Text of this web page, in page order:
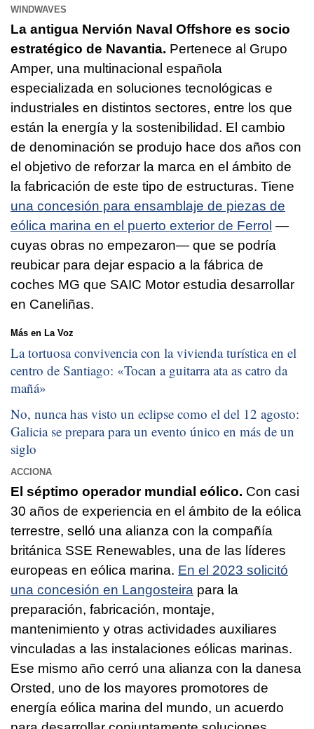
WINDWAVES
La antigua Nervión Naval Offshore es socio
estratégico de Navantia. Pertenece al Grupo
Amper, una multinacional española
especializada en soluciones tecnológicas e
industriales en distintos sectores, entre los que
están la energía y la sostenibilidad. El cambio
de denominación se produjo hace dos años con
el objetivo de reforzar la marca en el ámbito de
la fabricación de este tipo de estructuras. Tiene
una concesión para ensamblaje de piezas de
eólica marina en el puerto exterior de Ferrol —
cuyas obras no empezaron— que se podría
reubicar para dejar espacio a la fábrica de
coches MG que SAIC Motor estudia desarrollar
en Caneliñas.
Más en La Voz
La tortuosa convivencia con la vivienda turística en el
centro de Santiago: «Tocan a guitarra ata as catro da
mañá»
No, nunca has visto un eclipse como el del 12 agosto:
Galicia se prepara para un evento único en más de un
siglo
ACCIONA
El séptimo operador mundial eólico. Con casi
30 años de experiencia en el ámbito de la eólica
terrestre, selló una alianza con la compañía
británica SSE Renewables, una de las líderes
europeas en eólica marina. En el 2023 solicitó
una concesión en Langosteira para la
preparación, fabricación, montaje,
mantenimiento y otras actividades auxiliares
vinculadas a las instalaciones eólicas marinas.
Ese mismo año cerró una alianza con la danesa
Orsted, uno de los mayores promotores de
energía eólica marina del mundo, un acuerdo